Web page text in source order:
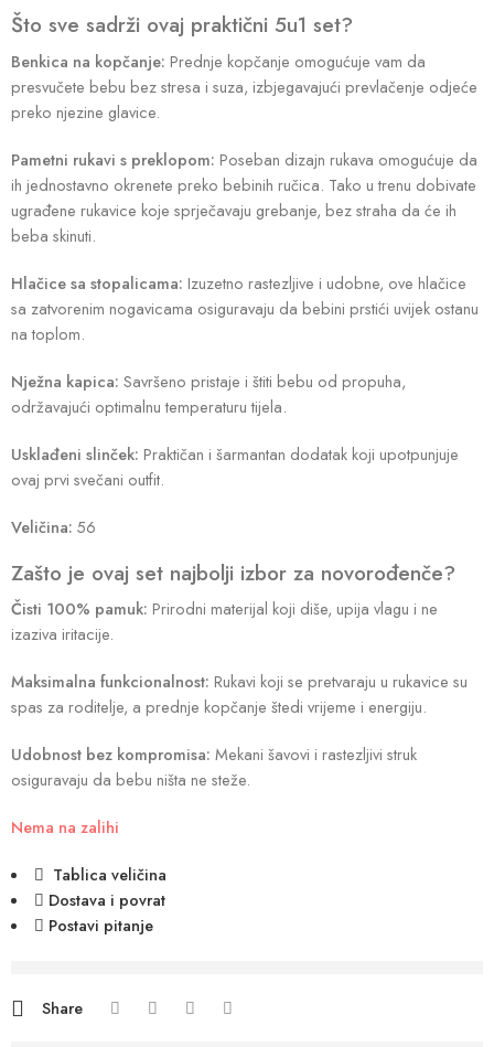
Što sve sadrži ovaj praktični 5u1 set?
Benkica na kopčanje: Prednje kopčanje omogućuje vam da
presvučete bebu bez stresa i suza, izbjegavajući prevlačenje odjeće
preko njezine glavice.
Pametni rukavi s preklopom: Poseban dizajn rukava omogućuje da
ih jednostavno okrenete preko bebinih ručica. Tako u trenu dobivate
ugrađene rukavice koje sprječavaju grebanje, bez straha da će ih
beba skinuti.
Hlačice sa stopalicama: Izuzetno rastezljive i udobne, ove hlačice
sa zatvorenim nogavicama osiguravaju da bebini prstići uvijek ostanu
na toplom.
Nježna kapica: Savršeno pristaje i štiti bebu od propuha,
održavajući optimalnu temperaturu tijela.
Usklađeni slinček: Praktičan i šarmantan dodatak koji upotpunjuje
ovaj prvi svečani outfit.
Veličina: 56
Zašto je ovaj set najbolji izbor za novorođenče?
Čisti 100% pamuk: Prirodni materijal koji diše, upija vlagu i ne
izaziva iritacije.
Maksimalna funkcionalnost: Rukavi koji se pretvaraju u rukavice su
spas za roditelje, a prednje kopčanje štedi vrijeme i energiju.
Udobnost bez kompromisa: Mekani šavovi i rastezljivi struk
osiguravaju da bebu ništa ne steže.
Nema na zalihi
Tablica veličina
Dostava i povrat
Postavi pitanje
Share